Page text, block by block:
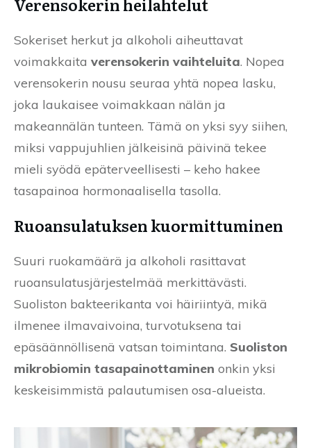
Sokeriset herkut ja alkoholi aiheuttavat
voimakkaita verensokerin vaihteluita. Nopea
verensokerin nousu seuraa yhtä nopea lasku,
joka laukaisee voimakkaan nälän ja
makeannälän tunteen. Tämä on yksi syy siihen,
miksi vappujuhlien jälkeisinä päivinä tekee
mieli syödä epäterveellisesti – keho hakee
tasapainoa hormonaalisella tasolla.
Ruoansulatuksen kuormittuminen
Suuri ruokamäärä ja alkoholi rasittavat
ruoansulatusjärjestelmää merkittävästi.
Suoliston bakteerikanta voi häiriintyä, mikä
ilmenee ilmavaivoina, turvotuksena tai
epäsäännöllisenä vatsan toimintana. Suoliston
mikrobiomin tasapainottaminen onkin yksi
keskeisimmistä palautumisen osa-alueista.